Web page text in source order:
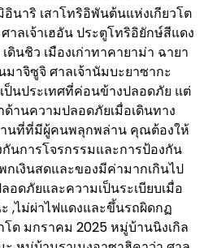
นาริ เสาโทริอิพันต้นแห่งเกียวโต
ลเจ้าเฮอัน ประตูโทริอิยักษ์สีแดง
นชิว เมืองเก่าทาคายาม่า ฉายา
าจิซูจิ ศาลเจ้านัมบะยาซากะ
ป็นประเทศที่ค่อนข้างปลอดภัย แต่
านความปลอดภัยเมื่อเดินทาง
านที่ที่มีผู้คนพลุกพล่าน คุณต้องให้
นการโจรกรรมและการป้องกัน
กเงินสดและของมีค่ามากเกินไป
ดภัยและความเป็นระเบียบเมื่อ
,ไม่ผ่าไฟแดงและขึ้นรถผิดกฏ
ด มกราคม 2025 หมู่บ้านนิงเกิล